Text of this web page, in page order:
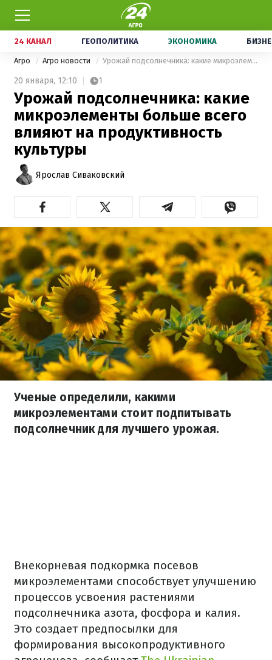
24 КАНАЛ ГЕОПОЛИТИКА ЭКОНОМИКА
Агро Агро новости Урожай подсолнечника: какие микроэлементы больше всего влияют на продуктивность культуры
20 января, 12:10 1
Урожай подсолнечника: какие
микроэлементы больше всего
влияют на продуктивность
культуры
Ярослав Сиваковский
Ученые определили, какими
микроэлементами стоит подпитывать
подсолнечник для лучшего урожая.
Внекорневая подкормка посевов
микроэлементами способствует улучшению
процессов усвоения растениями
подсолнечника азота, фосфора и калия.
Это создает предпосылки для
формирования высокопродуктивного